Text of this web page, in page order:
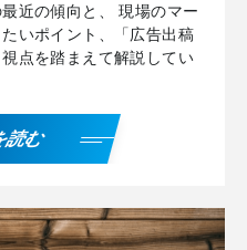
近の傾向と、 現場のマー
いポイント、「広告出稿
点を踏まえて解説してい
読む